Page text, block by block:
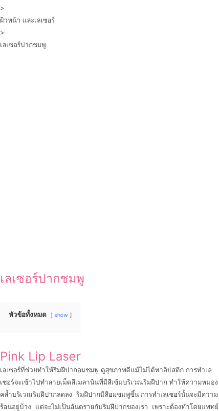
>
ผิวหน้า และเลเซอร์
>
เลเซอร์ปากชมพู
เลเซอร์ปากชมพู
หัวข้อทั้งหมด show
Pink Lip Laser
เลเซอร์ที่ช่วยทำให้ริมฝีปากอมชมพู ดูสุขภาพดีแม้ไม่ได้ทาลิปสติก การทำเล
เซอร์จะเข้าไปทำลายเม็ดสีเมลานินที่มีสีเข้มบริเวณริมฝีปาก ทำให้ความหมอง
คล้ำบริเวณริมฝีปากลดลง ริมฝีปากมีสีอมชมพูขึ้น การทำเลเซอร์นั้นจะมีความ
ร้อนอยู่บ้าง แต่จะไม่เป็นอันตรายกับริมฝีปากของเรา เพราะต้องทำโดยแพทย์